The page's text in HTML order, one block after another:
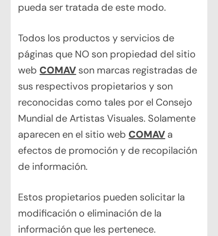
pueda ser tratada de este modo.
Todos los productos y servicios de
páginas que NO son propiedad del sitio
web COMAV son marcas registradas de
sus respectivos propietarios y son
reconocidas como tales por el Consejo
Mundial de Artistas Visuales. Solamente
aparecen en el sitio web COMAV a
efectos de promoción y de recopilación
de información.
Estos propietarios pueden solicitar la
modificación o eliminación de la
información que les pertenece.